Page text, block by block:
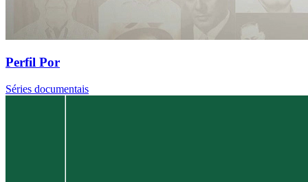
Perfil Por
Séries documentais